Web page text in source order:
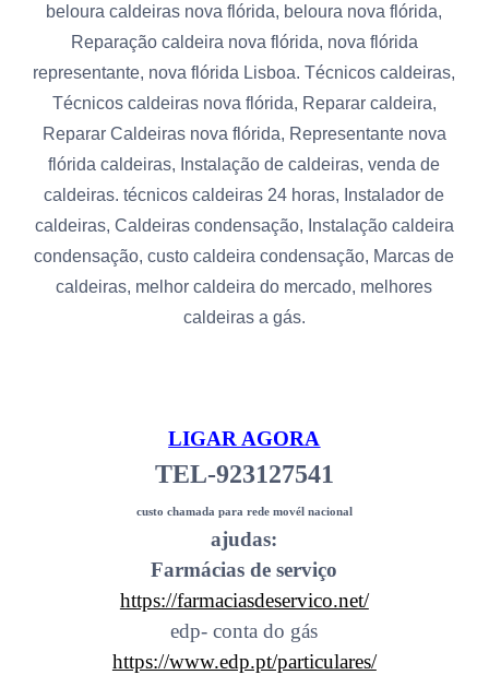
beloura caldeiras nova flórida, beloura nova flórida,
Reparação caldeira nova flórida, nova flórida
representante, nova flórida Lisboa. Técnicos caldeiras,
Técnicos caldeiras nova flórida, Reparar caldeira,
Reparar Caldeiras nova flórida, Representante nova
flórida caldeiras, Instalação de caldeiras, venda de
caldeiras. técnicos caldeiras 24 horas, Instalador de
caldeiras, Caldeiras condensação, Instalação caldeira
condensação, custo caldeira condensação, Marcas de
caldeiras, melhor caldeira do mercado, melhores
caldeiras a gás.
LIGAR AGORA
TEL-923127541
custo chamada para rede movél nacional
ajudas:
Farmácias de serviço
https://farmaciasdeservico.net/
edp- conta do gás
https://www.edp.pt/particulares/